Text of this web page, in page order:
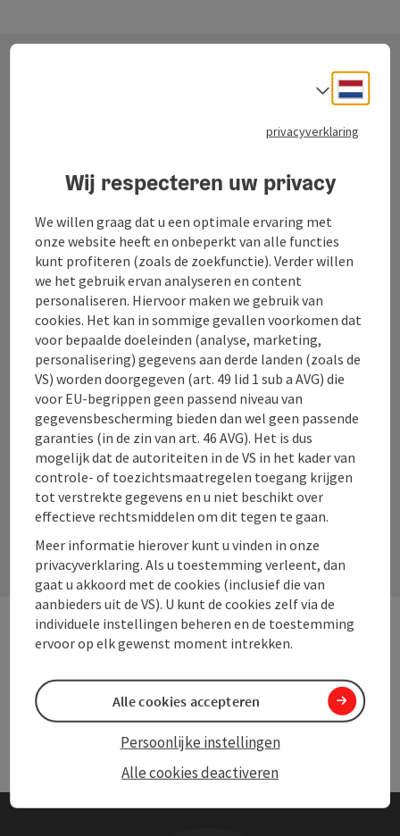
groot deel van de gebruikte levensmiddelen komt van
deelbare seminarzaal met volledige audio-visuele uitrusting
laat niets te wensen over. Veel ruimte voor spel en plezier in
kampvuurplaats. Musici hebben beschikking over een
groeps- en solo-repetities. De gymnastiekruimte kan voor
vele sportieve activiteiten worden gebruikt, zoals yoga,
jazzdance, tafeltennis of meditatie. Waterratten komen in
het nabijgelegen Ennstal overdekte zwembad van de
gemeente Losenstein met sauna, solarium, enz. aan hun
trekken. Het Landes-Jugendhaus is ook een ideaal
uitgangspunt voor wandel- en leerexcursies (bijvoorbeeld
Nationale Parkdagen, Vallei van de Feitelmaker, Nagelsmid
Losenstein en druipsteengrot), evenals voor mountainbiken
en klimmen.
Toerisme Oberösterreich
Freistädter Straße 119
4041 Linz
+43 732 221022
info@oberoesterreich.nl
InstagramFacebookYouTubePinterest
Contactformulier
Andere websites
Services
privacyverklaring
Wij respecteren uw privacy
We willen graag dat u een optimale ervaring met
onze website heeft en onbeperkt van alle functies
kunt profiteren (zoals de zoekfunctie). Verder willen
we het gebruik ervan analyseren en content
personaliseren. Hiervoor maken we gebruik van
cookies. Het kan in sommige gevallen voorkomen dat
voor bepaalde doeleinden (analyse, marketing,
personalisering) gegevens aan derde landen (zoals de
VS) worden doorgegeven (art. 49 lid 1 sub a AVG) die
voor EU-begrippen geen passend niveau van
gegevensbescherming bieden dan wel geen passende
garanties (in de zin van art. 46 AVG). Het is dus
mogelijk dat de autoriteiten in de VS in het kader van
controle- of toezichtsmaatregelen toegang krijgen
tot verstrekte gegevens en u niet beschikt over
effectieve rechtsmiddelen om dit tegen te gaan.
Meer informatie hierover kunt u vinden in onze
privacyverklaring. Als u toestemming verleent, dan
gaat u akkoord met de cookies (inclusief die van
aanbieders uit de VS). U kunt de cookies zelf via de
individuele instellingen beheren en de toestemming
ervoor op elk gewenst moment intrekken.
Alle cookies deactiveren
Persoonlijke instellingen
Alle cookies accepteren